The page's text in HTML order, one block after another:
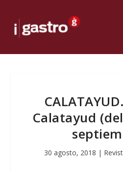
Calatayud
30 agosto, 2018 |